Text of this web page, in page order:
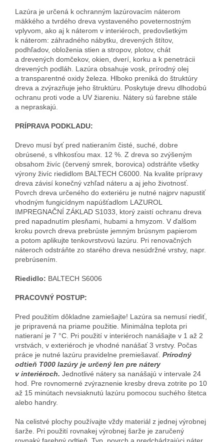
Lazúra je určená k ochranným lazúrovacím náterom
mäkkého a tvrdého dreva vystaveného poveternostným
vplyvom, ako aj k náterom v interiéroch, predovšetkým
k náterom: záhradného nábytku, drevených štítov,
podhľadov, obloženia stien a stropov, plotov, chát
a drevených domčekov, okien, dverí, korku a k penetrácii
drevených podláh. Lazúra obsahuje vosk, prírodný olej
a transparentné oxidy železa. Hlboko preniká do štruktúry
dreva a zvýrazňuje jeho štruktúru. Poskytuje drevu dlhodobú
ochranu proti vode a UV žiareniu. Nátery sú farebne stále
a nepraskajú.
PRÍPRAVA PODKLADU:
Drevo musí byť pred natieraním čisté, suché, dobre
obrúsené, s vlhkosťou max. 12 %. Z dreva so zvýšeným
obsahom živíc (červený smrek, borovica) odstráňte všetky
výrony živíc riedidlom BALTECH C6000. Na kvalite prípravy
dreva závisí konečný vzhľad náteru a aj jeho životnosť.
Povrch dreva určeného do exteriéru je nutné najprv napustiť
vhodným fungicídnym napúšťadlom LAZUROL
IMPREGNAČNÍ ZÁKLAD S1033, ktorý zaistí ochranu dreva
pred napadnutím plesňami, hubami a hmyzom. V ďalšom
kroku povrch dreva prebrúste jemným brúsnym papierom
a potom aplikujte tenkovrstvovú lazúru. Pri renovačných
náteroch odstráňte zo starého dreva nesúdržné vrstvy, napr.
prebrúsením.
Riedidlo: BALTECH S6006
PRACOVNÝ POSTUP:
Pred použitím dôkladne zamiešajte! Lazúra sa nemusí riediť,
je pripravená na priame použitie. Minimálna teplota pri
natieraní je 7 °C. Pri použití v interiéroch nanášajte v 1 až 2
vrstvách, v exteriéroch je vhodné nanášať 3 vrstvy. Počas
práce je nutné lazúru pravidelne premiešavať. Prírodný
odtieň T000 lazúry je určený len pre nátery
v interiéroch. Jednotlivé nátery sa nanášajú v intervale 24
hod. Pre rovnomerné zvýraznenie kresby dreva zotrite po 10
až 15 minútach nevsiaknutú lazúru pomocou suchého štetca
alebo handry.
Na celistvé plochy používajte vždy materiál z jednej výrobnej
šarže. Pri použití rovnakej výrobnej šarže je zaručený